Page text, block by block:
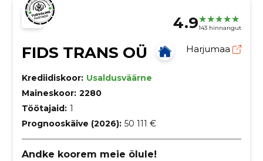
4.9143 hinnangut
FIDS TRANS OÜ Harjumaa
Krediidiskoor: Usaldusväärne
Maineskoor: 2280
Töötajaid: 1
Prognooskäive (2026): 50 111 €
Andke koorem meie õlule!